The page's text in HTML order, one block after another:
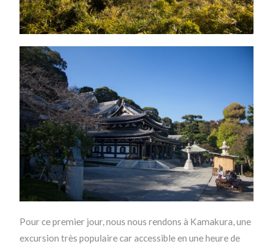
Pour ce premier jour, nous nous rendons à Kamakura, une
excursion très populaire car accessible en une heure de